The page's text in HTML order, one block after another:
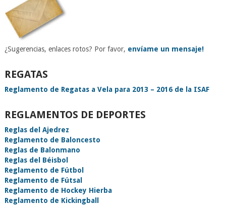
¿Sugerencias, enlaces rotos? Por favor, envíame un mensaje!
REGATAS
Reglamento de Regatas a Vela para 2013 – 2016 de la ISAF
REGLAMENTOS DE DEPORTES
Reglas del Ajedrez
Reglamento de Baloncesto
Reglas de Balonmano
Reglas del Béisbol
Reglamento de Fútbol
Reglamento de Fútsal
Reglamento de Hockey Hierba
Reglamento de Kickingball